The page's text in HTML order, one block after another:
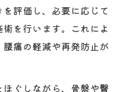
評価し、必要に応じて
を行います。これによ
痛の軽減や再発防止が
ぐしながら、骨盤や臀